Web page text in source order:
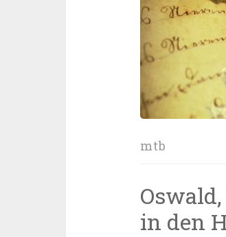
mtb
in den